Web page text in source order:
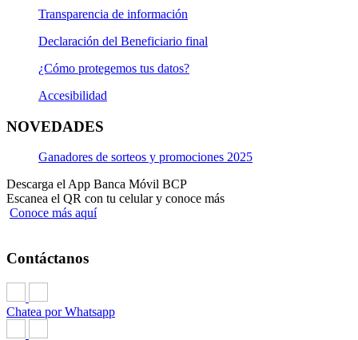
Transparencia de información
Declaración del Beneficiario final
¿Cómo protegemos tus datos?
Accesibilidad
NOVEDADES
Ganadores de sorteos y promociones 2025
Descarga el App Banca Móvil BCP
Escanea el QR con tu celular y conoce más
Conoce más aquí
Contáctanos
Chatea por Whatsapp